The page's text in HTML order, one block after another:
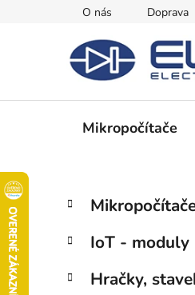
O nás Doprava
Mikropočítače
B
č
ý
Preskočiť
kategórie
K
a
e
ó
IoT - moduly
Hračky,